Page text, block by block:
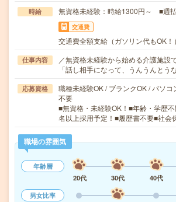
時給 無資格未経験：時給1300円～ ■週
交通費
交通費全額支給（ガソリン代もOK！）
仕事内容
／無資格未経験から始める介護施設
「話し相手になって、うんうんと
応募資格
職種未経験OK / ブランクOK / パソ
不要
■無資格・未経験OK！■年齢・学歴
名以上採用予定！■履歴書不要■社会
職場の雰囲気
年齢層
20代
30代 40代
男女比率